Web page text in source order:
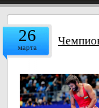
26
марта